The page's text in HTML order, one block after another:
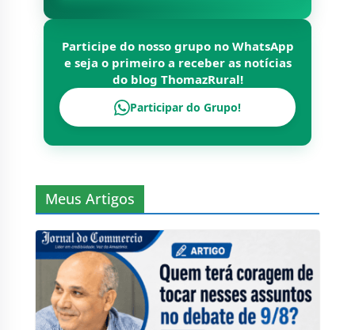
Participe do nosso grupo no WhatsApp
e seja o primeiro a receber as notícias
do blog ThomazRural!
Participar do Grupo!
Meus Artigos